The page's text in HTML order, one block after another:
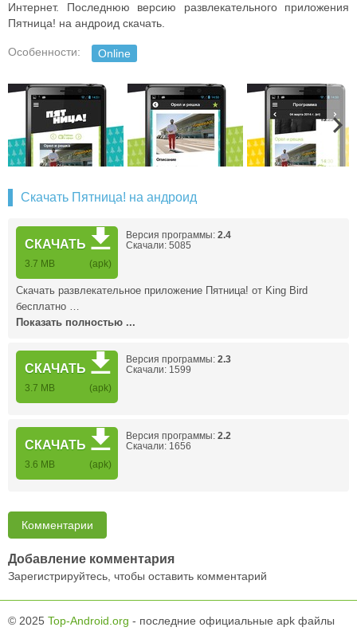
Интернет. Последнюю версию развлекательного приложения
Пятница! на андроид скачать.
Особенности: Online
Скачать Пятница! на андроид
СКАЧАТЬ
3.7 MB (apk)
Версия программы: 2.4
Скачали: 5085
Скачать развлекательное приложение Пятница! от King Bird
бесплатно …
Показать полностью ...
СКАЧАТЬ
3.7 MB (apk)
Версия программы: 2.3
Скачали: 1599
СКАЧАТЬ
3.6 MB (apk)
Версия программы: 2.2
Скачали: 1656
Комментарии
Добавление комментария
Зарегистрируйтесь, чтобы оставить комментарий
© 2025 Top-Android.org - последние официальные apk файлы